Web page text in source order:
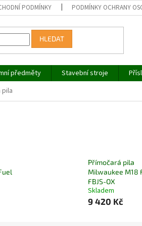
PODMÍNKY PODMÍNKY OCHRANY
HLEDAT
předměty Stavební stroje
pila
Přímočará pila
Milwaukee M18
FBJS-OX
Skladem
9 420 Kč